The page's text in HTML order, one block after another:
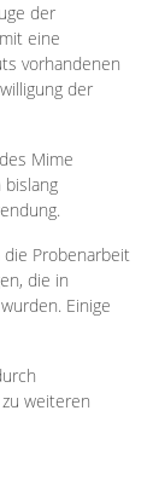
der
eine
vorhandenen
der
Mime
die Probenarbeit
die in
Einige
weiteren